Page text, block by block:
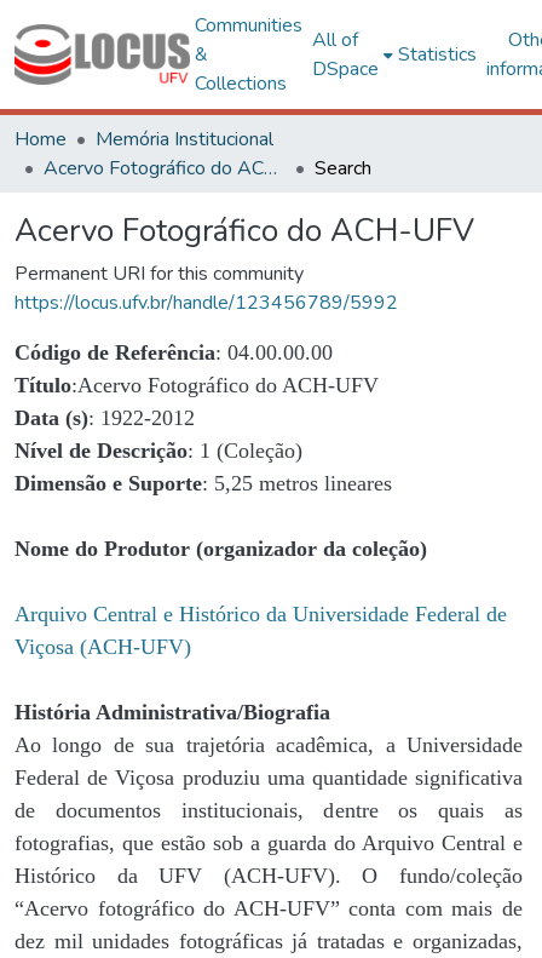
Communities
&
Collections
All of
DSpace
Statistics
Home
Memória Institucional
Acervo Fotográfico do ACH-UFV
Search
Acervo Fotográfico do ACH-UFV
Permanent URI for this community
https://locus.ufv.br/handle/123456789/5992
Código de Referência: 04.00.00.00
Título:Acervo Fotográfico do ACH-UFV
Data (s): 1922-2012
Nível de Descrição: 1 (Coleção)
Dimensão e Suporte: 5,25 metros lineares
Nome do Produtor (organizador da coleção)
Arquivo Central e Histórico da Universidade Federal de
Viçosa (ACH-UFV)
História Administrativa/Biografia
Ao longo de sua trajetória acadêmica, a Universidade
Federal de Viçosa produziu uma quantidade significativa
de documentos institucionais, dentre os quais as
fotografias, que estão sob a guarda do Arquivo Central e
Histórico da UFV (ACH-UFV). O fundo/coleção
“Acervo fotográfico do ACH-UFV” conta com mais de
dez mil unidades fotográficas já tratadas e organizadas,